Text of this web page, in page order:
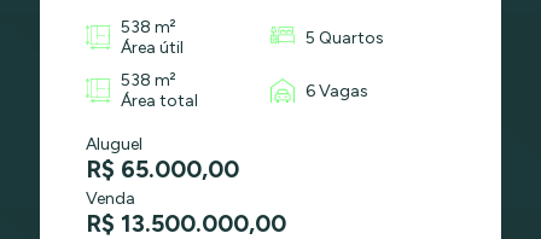
538 m²
Área útil
5 Quartos
538 m²
Área total
6 Vagas
Aluguel
R$ 65.000,00
Venda
R$ 13.500.000,00